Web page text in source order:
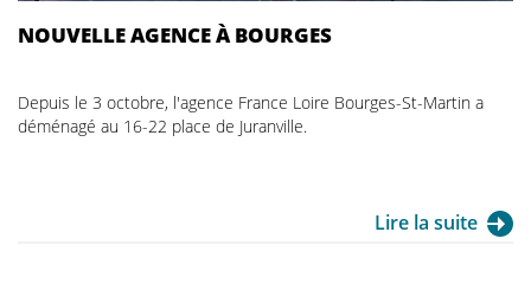
NOUVELLE AGENCE À BOURGES
Depuis le 3 octobre, l'agence France Loire Bourges-St-Martin a
déménagé au 16-22 place de Juranville.
Lire la suite